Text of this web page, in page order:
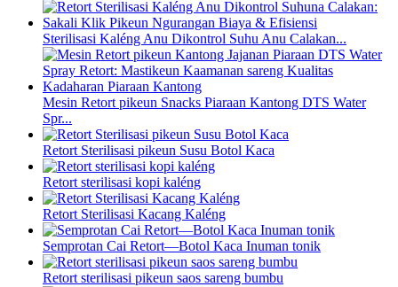
Sterilisasi Kaléng Anu Dikontrol Suhu Anu Calakan...
Mesin Retort pikeun Snacks Piaraan Kantong DTS Water
Spr...
Retort Sterilisasi pikeun Susu Botol Kaca
Retort sterilisasi kopi kaléng
Retort Sterilisasi Kacang Kaléng
Semprotan Cai Retort—Botol Kaca Inuman tonik
Retort sterilisasi pikeun saos sareng bumbu